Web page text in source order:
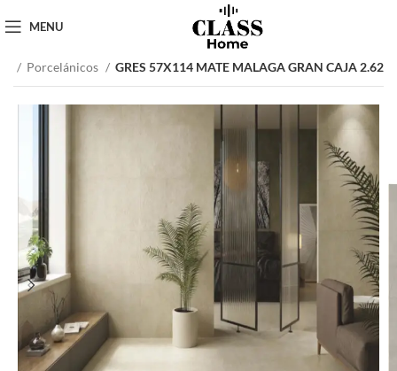
MENU
Porcelánicos GRES 57X114 MATE MALAGA GRAN CAJA 2.62